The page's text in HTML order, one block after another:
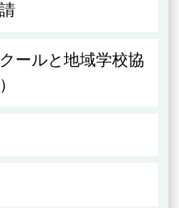
ールと地域学校協